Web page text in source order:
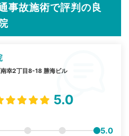
事故施術で評判の良
幸2丁目8-18 勝海ビル
5.0
5.0